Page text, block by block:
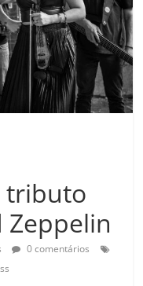
tributo
0 comentários